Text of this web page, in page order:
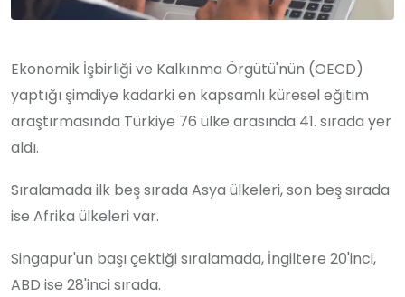
Ekonomik İşbirliği ve Kalkınma Örgütü'nün (OECD)
yaptığı şimdiye kadarki en kapsamlı küresel eğitim
araştırmasında Türkiye 76 ülke arasında 41. sırada yer
aldı.
Sıralamada ilk beş sırada Asya ülkeleri, son beş sırada
ise Afrika ülkeleri var.
Singapur'un başı çektiği sıralamada, İngiltere 20'inci,
ABD ise 28'inci sırada.